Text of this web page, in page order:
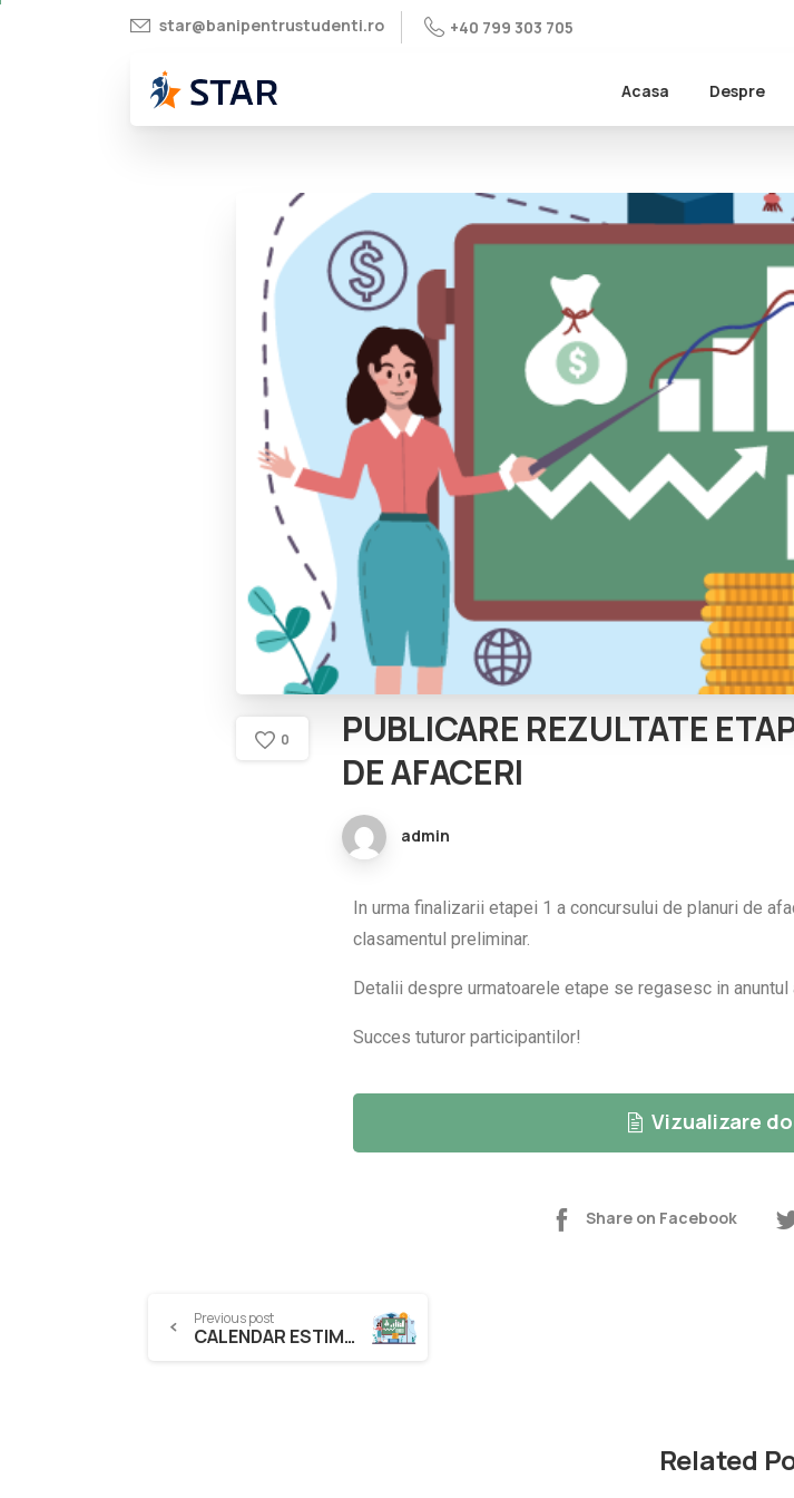
star@banipentrustudenti.ro +40 799 303 705
Acasa Despre
0 PUBLICARE REZULTATE
DEAFACERI
admin
In urma finalizarii etapei 1 a concursului de planuri de
clasamentul preliminar.
Detalii despre urmatoarele etape se regasesc in anuntul
Succes tuturor participantilor!
Vizualizare
Share on Facebook
Previous post
CALENDAR ESTIMATIV AL EVALUĂRII IN CADRUL PROIECTULUI STAR: Sprijin activ pentru Tinerii Antreprenori din Regiunea Sud-Vest Oltenia”, cod SMIS 140877
Related